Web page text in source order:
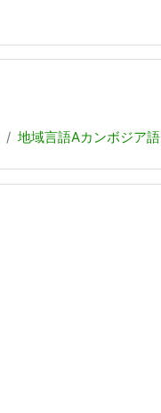
地域言語Aカンボジア語